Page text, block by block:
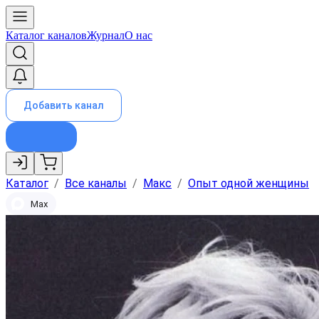
Каталог каналовЖурналО нас
Добавить канал
Каталог / Все каналы / Макс / Опыт одной женщины
Max